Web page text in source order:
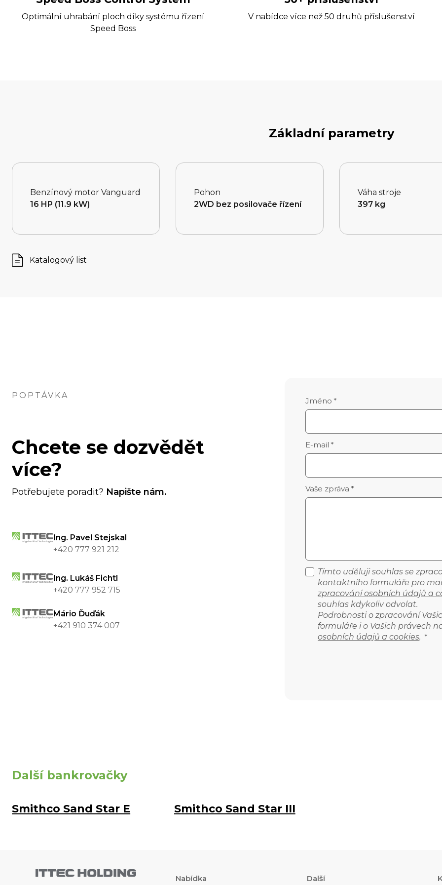
Optimální uhrabání ploch díky systému řízení
Speed Boss
V nabídce více než 50 druhů příslušenství
Základní parametry
Benzínový motor Vanguard
16 HP (11.9 kW)
Pohon
2WD bez posilovače řízení
Váha stroje
397 kg
Katalogový list
POPTÁVKA
Chcete se dozvědět
více?
Potřebujete poradit? Napište nám.
Ing. Pavel Stejskal
+420 777 921 212
Ing. Lukáš Fichtl
+420 777 952 715
Mário Ďuďák
+421 910 374 007
Jméno *
E-mail *
Vaše zpráva *
Tímto uděluji souhlas se
kontaktního formuláře pro
zpracování osobních údajů a
souhlas kdykoliv odvolat.
Podrobnosti o zpracování
formuláře i o Vašich právech
osobních údajů a cookies. *
Další bankrovačky
Smithco Sand Star E Smithco Sand Star III
Nabídka Další